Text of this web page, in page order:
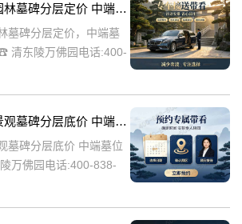
清东陵万佛园皇家园林墓碑分层定价 中端墓位限时大额让利详解
墓碑分层定价，中端墓
清东陵万佛园电话:400-
，作为中国历史上著名
清东陵万佛园皇家景观墓碑分层底价 中端墓位限时直降上万
墓碑分层底价 中端墓位
万佛园电话:400-838-
为中国历史上著名的皇